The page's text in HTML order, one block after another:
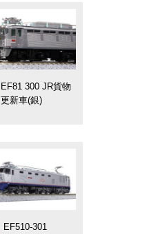
EF81 300 JR貨物
更新車(銀)
EF510-301